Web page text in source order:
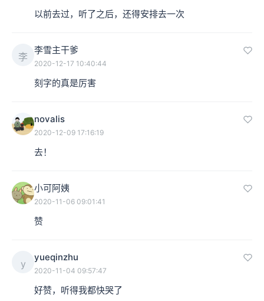
以前去过，听了之后，还得安排去一次
李
李雪主干爹
2020-12-17 10:40:44
刻字的真是厉害
novalis
2020-12-09 17:16:19
去！
小可阿姨
2020-11-06 09:01:41
赞
y
yueqinzhu
2020-11-04 09:57:47
好赞，听得我都快哭了